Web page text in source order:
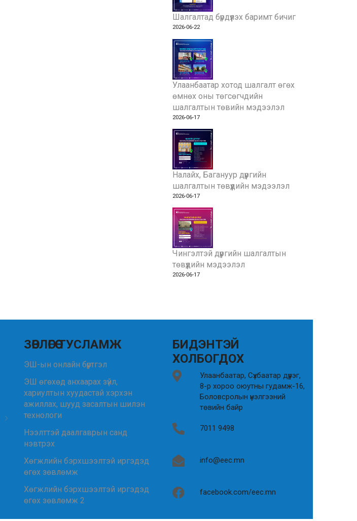
Шалгалтад бүрдүүлэх баримт бичиг
2026-06-22
Улаанбаатар хотод шалгалт өгөх
өмнөх оны төгсөгчдийн
шалгалтын төвийн мэдээлэл
2026-06-17
Налайх, Багануур дүүргийн
шалгалтын төвүүдийн мэдээлэл
2026-06-17
Чингэлтэй дүүргийн шалгалтын
төвүүдийн мэдээлэл
2026-06-17
ЗӨВЛӨГӨӨ ТУСЛАМЖ
ЭШ-ын онлайн бүртгэл
ЭШ өгөхөд анхаарах зүйл,
хариултын хуудастай хэрхэн
ажиллах, шууд засалтын шилэн
технологи
Нээлттэй даалгаврын санд
нэвтрэх
Хөгжлийн бэрхшээлтэй иргэдэд
өгөх зөвлөмж
Хөгжлийн бэрхшээлтэй иргэдэд
өгөх зөвлөмж 2
БИДЭНТЭЙ
ХОЛБОГДОХ
Улаанбаатар, Сүхбаатар дүүрэг,
8-р хороо оюутны гудамж-16,
Боловсролын үнэлгээний
төвийн байр
7011 9498
info@eec.mn
facebook.com/eec.mn